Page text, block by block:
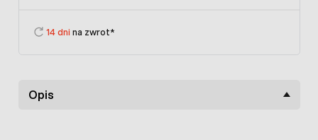
14 dni na zwrot*
Opis